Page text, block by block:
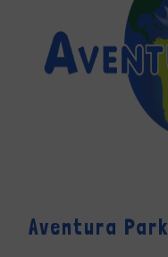
Aventura Park